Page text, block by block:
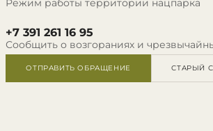
Режим работы территории нацпарка
+7 391 261 16 95
Сообщить о возгораниях и
ОТПРАВИТЬ ОБРАЩЕНИЕ СТАРЫЙ